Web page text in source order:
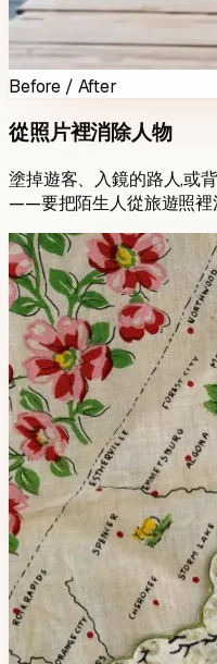
Before / After
從照片裡消除人物
塗掉遊客、入鏡的路人,或
——要把陌生人從旅遊照裡